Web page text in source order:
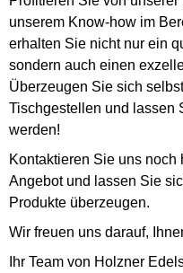
unserem Know-how im
erhalten Sie nicht nur ein
sondern auch einen
Überzeugen Sie sich
Tischgestellen und lassen
werden!
Kontaktieren Sie uns
Angebot und lassen Sie
Produkte überzeugen.
Wir freuen uns darauf,
Ihr Team von Holzner